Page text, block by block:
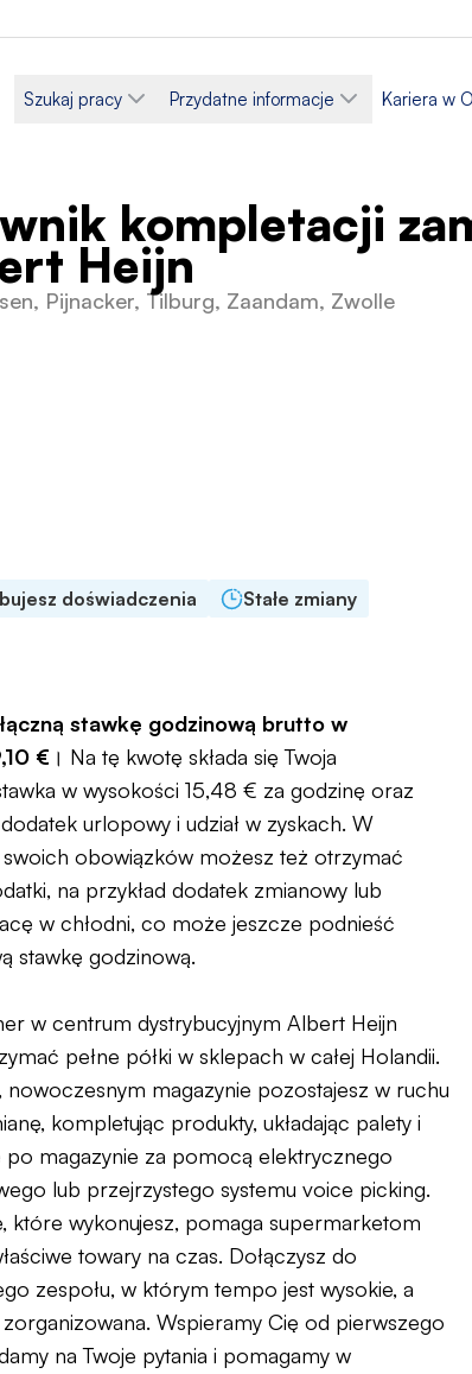
Szukaj pracy Przydatne informacje Kariera w
kompletacji
Heijn
Pijnacker, Tilburg, Zaandam, Zwolle
doświadczenia Stałe zmiany
stawkę godzinową brutto w
€ । Na tę kwotę składa się Twoja
w wysokości 15,48 € za godzinę oraz
urlopowy i udział w zyskach. W
obowiązków możesz też otrzymać
na przykład dodatek zmianowy lub
w chłodni, co może jeszcze podnieść
stawkę godzinową.
w centrum dystrybucyjnym Albert Heijn
pełne półki w sklepach w całej Holandii.
nowoczesnym magazynie pozostajesz w ruchu
kompletując produkty, układając palety i
po magazynie za pomocą elektrycznego
lub przejrzystego systemu voice picking.
które wykonujesz, pomaga supermarketom
towary na czas. Dołączysz do
zespołu, w którym tempo jest wysokie, a
Wspieramy Cię od pierwszego
na Twoje pytania i pomagamy w